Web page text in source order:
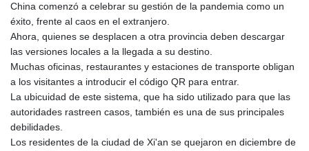
China comenzó a celebrar su gestión de la pandemia como un
éxito, frente al caos en el extranjero.
Ahora, quienes se desplacen a otra provincia deben descargar
las versiones locales a la llegada a su destino.
Muchas oficinas, restaurantes y estaciones de transporte obligan
a los visitantes a introducir el código QR para entrar.
La ubicuidad de este sistema, que ha sido utilizado para que las
autoridades rastreen casos, también es una de sus principales
debilidades.
Los residentes de la ciudad de Xi'an se quejaron en diciembre de